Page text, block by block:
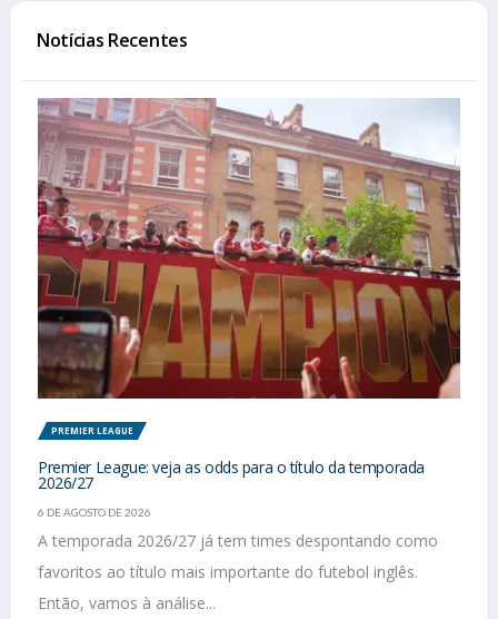
Notícias Recentes
PREMIER LEAGUE
Premier League: veja as odds para o título da temporada
2026/27
6 DE AGOSTO DE 2026
A temporada 2026/27 já tem times despontando como
favoritos ao título mais importante do futebol inglês.
Então, vamos à análise...